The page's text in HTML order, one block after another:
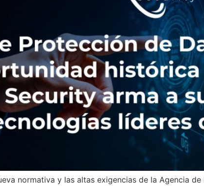
normativa y las altas exigencias de la Agencia